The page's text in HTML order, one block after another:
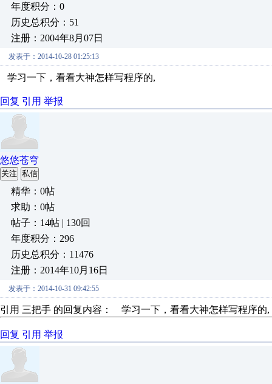
年度积分：0
历史总积分：51
注册：2004年8月07日
发表于：2014-10-28 01:25:13
学习一下，看看大神怎样写程序的,
回复 引用 举报
悠悠苍穹
关注 私信
精华：0帖
求助：0帖
帖子：14帖 | 130回
年度积分：296
历史总积分：11476
注册：2014年10月16日
发表于：2014-10-31 09:42:55
引用 三把手 的回复内容： 学习一下，看看大神怎样写程序
回复 引用 举报